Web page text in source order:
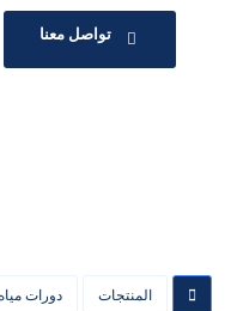
تواصل معنا
المنتجات دورات